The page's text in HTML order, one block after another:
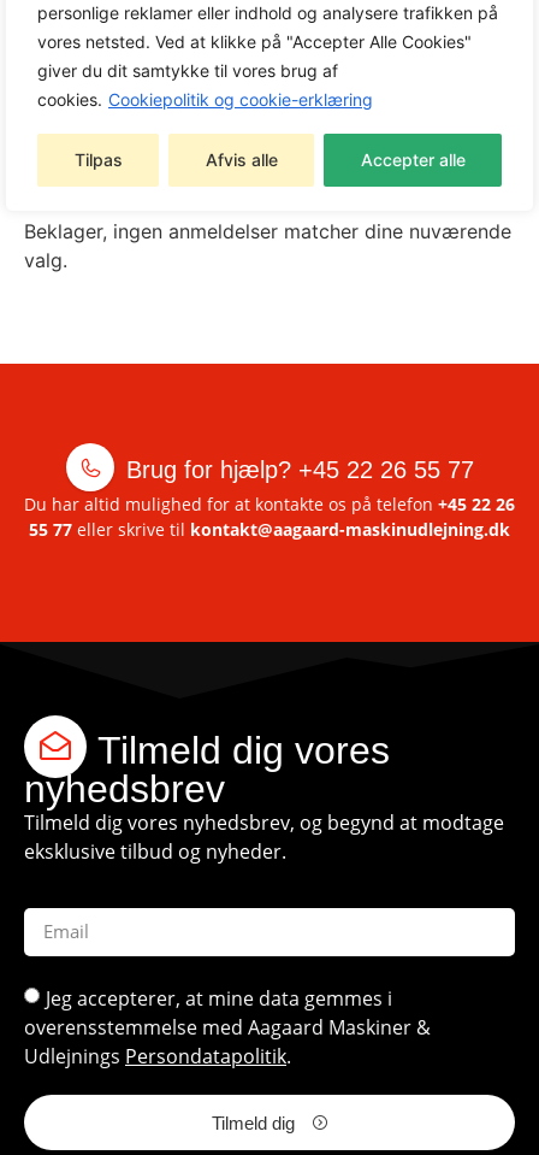
personlige reklamer eller indhold og analysere trafikken på
vores netsted. Ved at klikke på "Accepter Alle Cookies"
giver du dit samtykke til vores brug af
cookies. Cookiepolitik og cookie-erklæring
Tilpas Afvis alle Accepter alle
0 of 0 anmeldelser
Beklager, ingen anmeldelser matcher dine nuværende
valg.
Brug for hjælp? +45 22 26 55 77
Du har altid mulighed for at kontakte os på telefon +45 22 26
55 77 eller skrive til kontakt@aagaard-maskinudlejning.dk
Tilmeld dig vores
nyhedsbrev
Tilmeld dig vores nyhedsbrev, og begynd at modtage
eksklusive tilbud og nyheder.
Jeg accepterer, at mine data gemmes i
overensstemmelse med Aagaard Maskiner &
Udlejnings Persondatapolitik.
Tilmeld dig